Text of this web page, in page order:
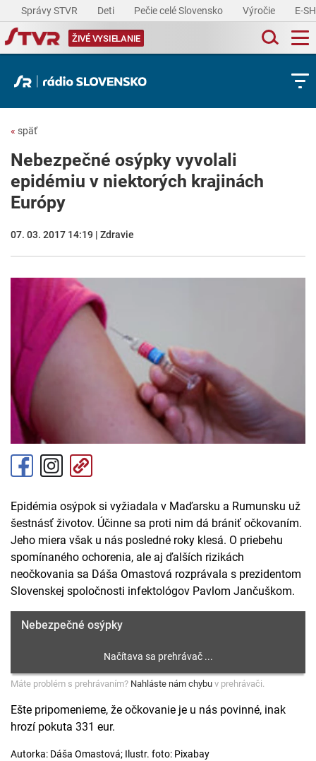
Správy STVR Deti Pečie celé Slovensko Výročie E-
ŽIVÉ VYSIELANIE
« späť
Nebezpečné osýpky vyvolali
epidémiu v niektorých krajinách
Európy
07. 03. 2017 14:19 | Zdravie
Epidémia osýpok si vyžiadala v Maďarsku a Rumunsku už
šestnásť životov. Účinne sa proti nim dá brániť očkovaním.
Jeho miera však u nás posledné roky klesá. O priebehu
spomínaného ochorenia, ale aj ďalších rizikách
neočkovania sa Dáša Omastová rozprávala s prezidentom
Slovenskej spoločnosti infektológov Pavlom Jančuškom.
Nebezpečné osýpky
Máte problém s prehrávaním? Nahláste nám chybu v prehrávači.
Ešte pripomenieme, že očkovanie je u nás povinné, inak
hrozí pokuta 331 eur.
Autorka: Dáša Omastová; Ilustr. foto: Pixabay